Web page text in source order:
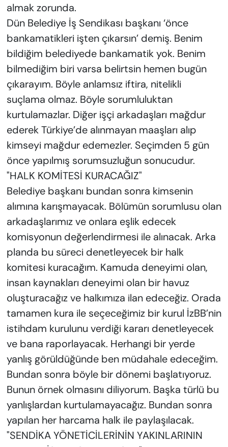
almak zorunda.
Dün Belediye İş Sendikası başkanı ‘önce
bankamatikleri işten çıkarsın’ demiş. Benim
bildiğim belediyede bankamatik yok. Benim
bilmediğim biri varsa belirtsin hemen bugün
çıkarayım. Böyle anlamsız iftira, nitelikli
suçlama olmaz. Böyle sorumluluktan
kurtulamazlar. Diğer işçi arkadaşları mağdur
ederek Türkiye’de alınmayan maaşları alıp
kimseyi mağdur edemezler. Seçimden 5 gün
önce yapılmış sorumsuzluğun sonucudur.
"HALK KOMİTESİ KURACAĞIZ"
Belediye başkanı bundan sonra kimsenin
alımına karışmayacak. Bölümün sorumlusu olan
arkadaşlarımız ve onlara eşlik edecek
komisyonun değerlendirmesi ile alınacak. Arka
planda bu süreci denetleyecek bir halk
komitesi kuracağım. Kamuda deneyimi olan,
insan kaynakları deneyimi olan bir havuz
oluşturacağız ve halkımıza ilan edeceğiz. Orada
tamamen kura ile seçeceğimiz bir kurul İzBB’nin
istihdam kurulunu verdiği kararı denetleyecek
ve bana raporlayacak. Herhangi bir yerde
yanlış görüldüğünde ben müdahale edeceğim.
Bundan sonra böyle bir dönemi başlatıyoruz.
Bunun örnek olmasını diliyorum. Başka türlü bu
yanlışlardan kurtulamayacağız. Bundan sonra
yapılan her harcama halk ile paylaşılacak.
"SENDİKA YÖNETİCİLERİNİN YAKINLARININ